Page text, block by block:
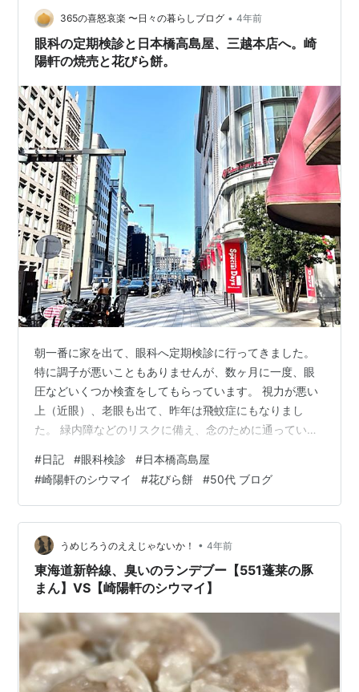
365の喜怒哀楽 〜日々の暮らしブログ • 4年前
眼科の定期検診と日本橋高島屋、三越本店へ。崎
陽軒の焼売と花びら餅。
朝一番に家を出て、眼科へ定期検診に行ってきました。
特に調子が悪いこともありませんが、数ヶ月に一度、眼
圧などいくつか検査をしてもらっています。 視力が悪い
上（近眼）、老眼も出て、昨年は飛蚊症にもなりまし
た。 緑内障などのリスクに備え、念のために通っていま
地下鉄に乗って日本橋へ。 高島屋で予約していたお菓子
があったので、ピックアップついでに百貨店巡り。お菓
子のお買い物を終えてから、ついでに明るい色のマフラ
ーが欲しいと高島屋で見ましたが、気に入ったものがな
かったので、日本橋三越に移動。年末年始のセール後だ
からか、めぼしいものは見つからず。。。 無理…
#日記 #眼科検診 #日本橋高島屋
#崎陽軒のシウマイ #花びら餅 #50代 ブログ
うめじろうのええじゃないか！ • 4年前
東海道新幹線、臭いのランデブー【551蓬莱の豚
まん】VS【崎陽軒のシウマイ】